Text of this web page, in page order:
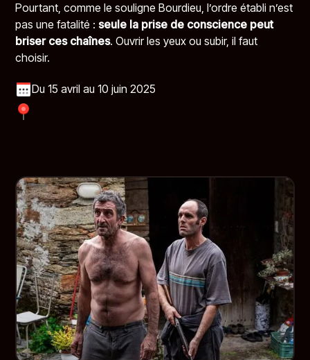
Pourtant, comme le souligne Bourdieu, l’ordre établi n’est
pas une fatalité :seule la prise de conscience peut
briser ces chaînes. Ouvrir les yeux ou subir, il faut
choisir.
Du 15 avril au 10 juin 2025